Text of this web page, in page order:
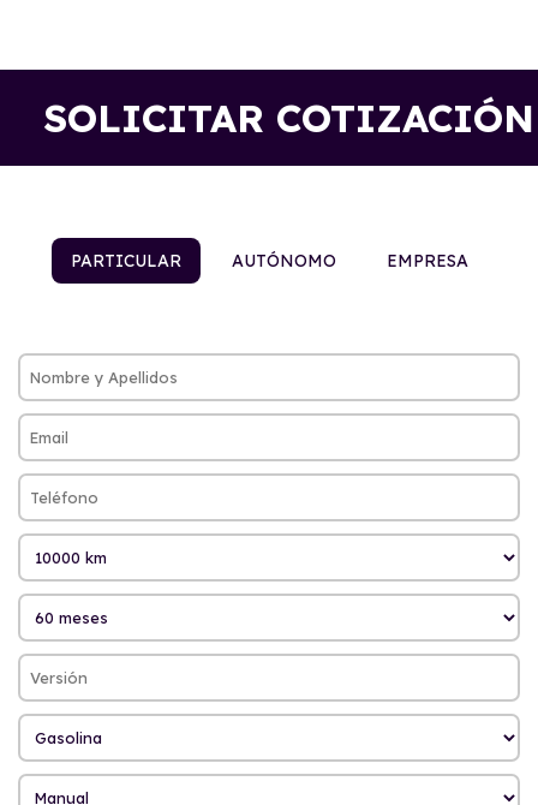
SOLICITAR COTIZACIÓN
PARTICULAR AUTÓNOMO EMPRESA